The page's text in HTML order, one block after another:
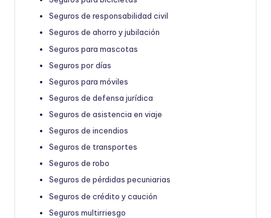
Seguros de responsabilidad civil
Seguros de ahorro y jubilación
Seguros para mascotas
Seguros por días
Seguros para móviles
Seguros de defensa jurídica
Seguros de asistencia en viaje
Seguros de incendios
Seguros de transportes
Seguros de robo
Seguros de pérdidas pecuniarias
Seguros de crédito y caución
Seguros multirriesgo